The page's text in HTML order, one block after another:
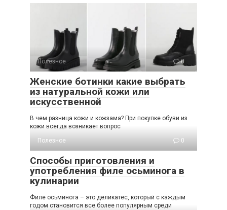
Полезное 0
Женские ботинки какие выбрать
из натуральной кожи или
искусственной
В чем разница кожи и кожзама? При покупке обуви из
кожи всегда возникает вопрос
Полезное
0
Способы приготовления и
употребления филе осьминога в
кулинарии
Филе осьминога – это деликатес, который с каждым
годом становится все более популярным среди